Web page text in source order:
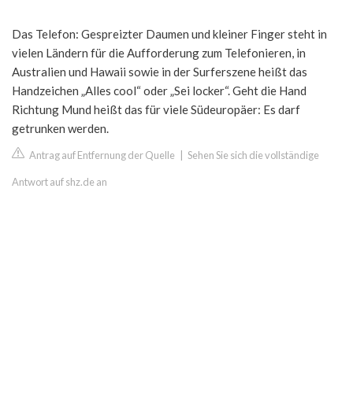
Das Telefon: Gespreizter Daumen und kleiner Finger steht in
vielen Ländern für die Aufforderung zum Telefonieren, in
Australien und Hawaii sowie in der Surferszene heißt das
Handzeichen „Alles cool“ oder „Sei locker“. Geht die Hand
Richtung Mund heißt das für viele Südeuropäer: Es darf
getrunken werden.
Antrag auf Entfernung der Quelle Sehen Sie sich die vollständige
Antwort auf shz.de an